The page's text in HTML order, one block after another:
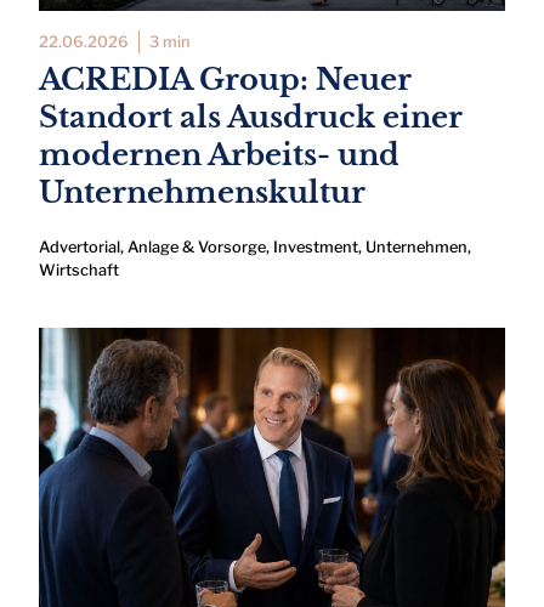
22.06.2026 3 min
ACREDIA Group: Neuer
Standort als Ausdruck einer
modernen Arbeits- und
Unternehmenskultur
Advertorial, Anlage & Vorsorge, Investment, Unternehmen,
Wirtschaft